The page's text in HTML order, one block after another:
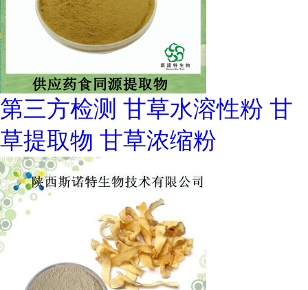
第三方检测 甘草水溶性粉 甘
草提取物 甘草浓缩粉